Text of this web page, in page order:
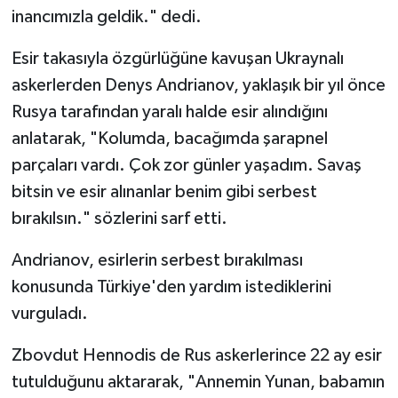
inancımızla geldik." dedi.
Esir takasıyla özgürlüğüne kavuşan Ukraynalı
askerlerden Denys Andrianov, yaklaşık bir yıl önce
Rusya tarafından yaralı halde esir alındığını
anlatarak, "Kolumda, bacağımda şarapnel
parçaları vardı. Çok zor günler yaşadım. Savaş
bitsin ve esir alınanlar benim gibi serbest
bırakılsın." sözlerini sarf etti.
Andrianov, esirlerin serbest bırakılması
konusunda Türkiye'den yardım istediklerini
vurguladı.
Zbovdut Hennodis de Rus askerlerince 22 ay esir
tutulduğunu aktararak, "Annemin Yunan, babamın